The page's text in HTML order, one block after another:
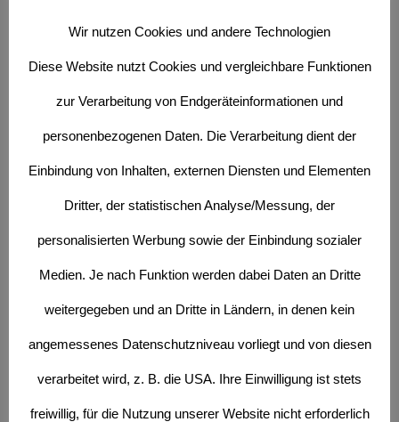
Verpflichtungen zur Entfernung oder Sperrung der Nutzung von
Informationen nach den allgemeinen Gesetzen bleiben hiervon
unberührt. Eine diesbezügliche Haftung ist jedoch erst ab dem
Zeitpunkt der Kenntnis einer konkreten Rechtsverletzung möglich. Bei
Bekanntwerden von entsprechenden Rechtsverletzungen werden wir
diese Inhalte umgehend entfernen.
Wir nutzen Cookies und andere Technologien
Diese Website nutzt Cookies und vergleichbare Funktionen
zur Verarbeitung von Endgeräteinformationen und
personenbezogenen Daten. Die Verarbeitung dient der
Einbindung von Inhalten, externen Diensten und Elementen
Dritter, der statistischen Analyse/Messung, der
personalisierten Werbung sowie der Einbindung sozialer
Medien. Je nach Funktion werden dabei Daten an Dritte
weitergegeben und an Dritte in Ländern, in denen kein
angemessenes Datenschutzniveau vorliegt und von diesen
verarbeitet wird, z. B. die USA. Ihre Einwilligung ist stets
freiwillig, für die Nutzung unserer Website nicht erforderlich